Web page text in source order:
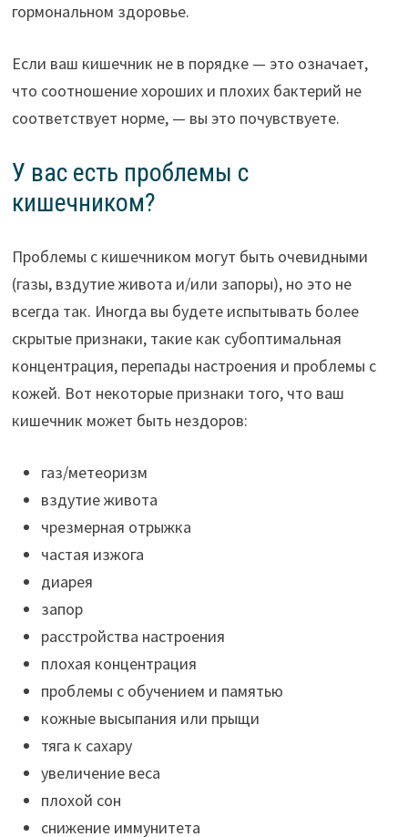
гормональном здоровье.
Если ваш кишечник не в порядке — это означает,
что соотношение хороших и плохих бактерий не
соответствует норме, — вы это почувствуете.
У вас есть проблемы с
кишечником?
Проблемы с кишечником могут быть очевидными
(газы, вздутие живота и/или запоры), но это не
всегда так. Иногда вы будете испытывать более
скрытые признаки, такие как субоптимальная
концентрация, перепады настроения и проблемы с
кожей. Вот некоторые признаки того, что ваш
кишечник может быть нездоров:
газ/метеоризм
вздутие живота
чрезмерная отрыжка
частая изжога
диарея
запор
расстройства настроения
плохая концентрация
проблемы с обучением и памятью
кожные высыпания или прыщи
тяга к сахару
увеличение веса
плохой сон
снижение иммунитета